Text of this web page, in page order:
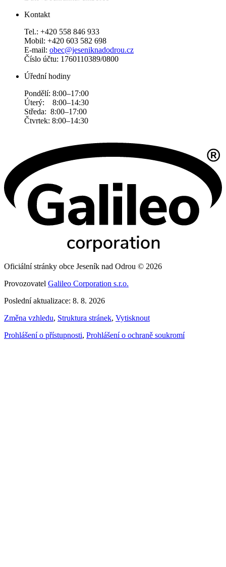
Kontakt
Tel.: +420 558 846 933
Mobil: +420 603 582 698
E-mail: obec@jeseniknadodrou.cz
Číslo účtu: 1760110389/0800
Úřední hodiny
Pondělí: 8:00–17:00
Úterý: 8:00–14:30
Středa: 8:00–17:00
Čtvrtek: 8:00–14:30
Oficiální stránky obce Jeseník nad Odrou © 2026
Provozovatel Galileo Corporation s.r.o.
Poslední aktualizace: 8. 8. 2026
Změna vzhledu, Struktura stránek, Vytisknout
Prohlášení o přístupnosti, Prohlášení o ochraně soukromí